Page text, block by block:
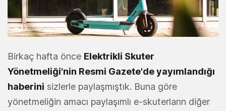
Birkaç hafta önce Elektrikli Skuter
Yönetmeliği'nin Resmi Gazete'de yayımlandığı
haberini sizlerle paylaşmıştık. Buna göre
yönetmeliğin amacı paylaşımlı e-skuterların diğer